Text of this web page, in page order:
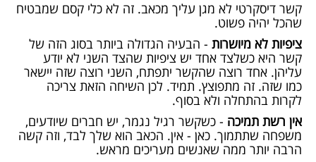
קשר דיסקרטי לא מגן עליך מכאב. זה לא כלי קסם שמבטיח
שהכל יהיה פשוט.
ציפיות לא מיושרות - הבעיה הגדולה ביותר בסוג הזה של
קשר היא כשלצד אחד יש ציפיות שהצד השני לא יודע
עליהן. אחד רוצה שהקשר יתפתח, השני רוצה שזה יישאר
כמו שזה. זה מתפוצץ. תמיד. לכן השיחה הזאת צריכה
לקרות בהתחלה ולא בסוף.
אין רשת תמיכה - כשקשר רגיל נגמר, יש חברים שיודעים,
משפחה שתתמוך. כאן - אין. הכאב הוא שלך לבד, וזה קשה
הרבה יותר ממה שאנשים מעריכים מראש.